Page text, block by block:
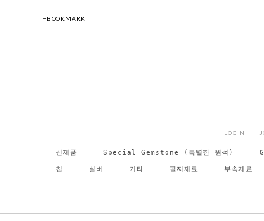
+BOOKMARK
LOGIN
신제품 Special Gemstone (특별한 원석)
칩 실버 기타 팔찌재료 부속재료